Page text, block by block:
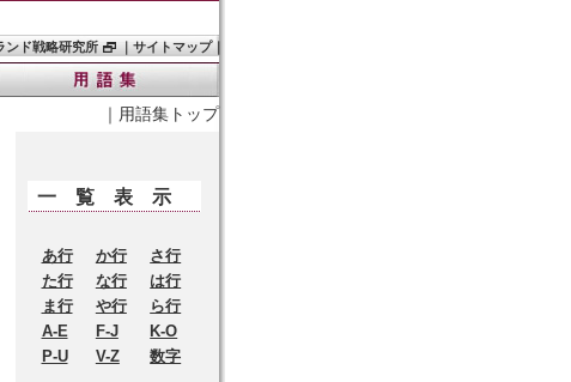
ンド戦略研究所 ｜ サイトマップ｜
｜ 用語集トップ
一覧表示
あ行 か行
さ行
た行
な行
は行
ま行
や行
ら行
A-E
F-J
K-O
P-U
V-Z 数字